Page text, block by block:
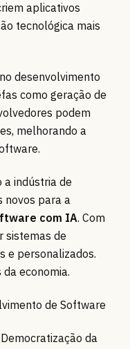
aplicativos
tecnológica mais
desenvolvimento
como geração de
podem
melhorando a
a indústria de
novos para a
com IA. Com
sistemas de
e personalizados.
economia.
de Software
da